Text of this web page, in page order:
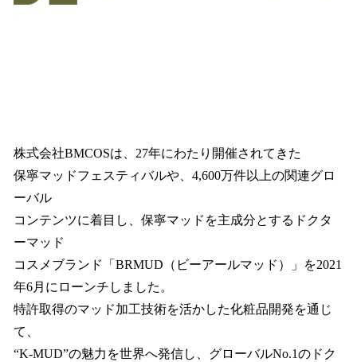
株式会社BMCOSは、27年にわたり開催されてきた
保寧マッドフェスティバルや、4,600万件以上の関連グロ
ーバル
コンテンツに着目し、保寧マッドを主成分とするドクタ
ーマッド
コスメブランド「BRMUD（ビーアールマッド）」を2021
年6月にローンチしました。
特許取得のマッド加工技術を活かした化粧品開発を通じ
て、
“K-MUD”の魅力を世界へ発信し、グローバルNo.1のドク